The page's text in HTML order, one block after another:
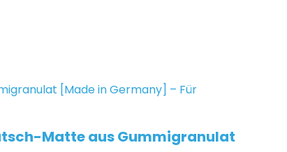
Matte aus Gummigranulat